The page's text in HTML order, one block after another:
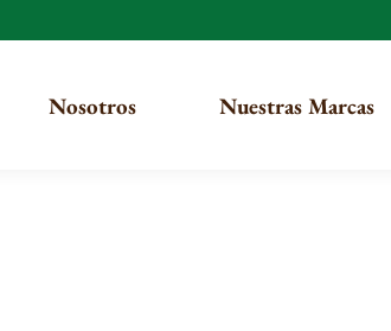
Nosotros Nuestras Marcas